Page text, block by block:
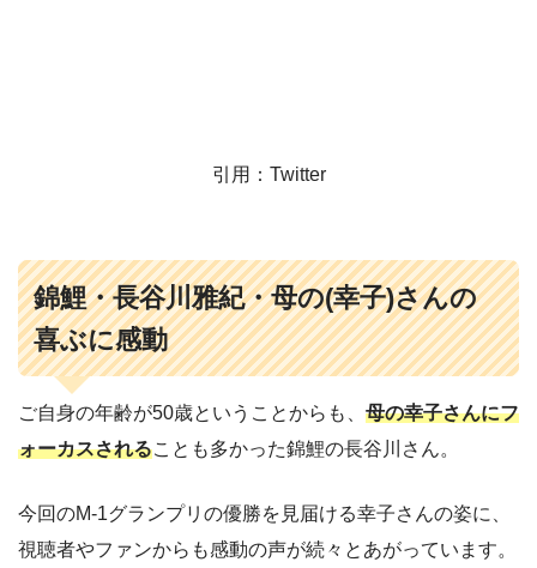
引用：Twitter
錦鯉・長谷川雅紀・母の(幸子)さんの
喜ぶに感動
ご自身の年齢が50歳ということからも、 母の幸子さんにフ
ォーカスされることも多かった錦鯉の長谷川さん。
今回のM-1グランプリの優勝を見届ける幸子さんの姿に、
視聴者やファンからも感動の声が続々とあがっています。